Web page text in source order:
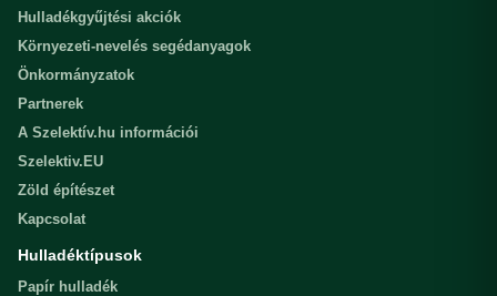
Hulladékgyűjtési akciók
Környezeti-nevelés segédanyagok
Önkormányzatok
Partnerek
A Szelektív.hu információi
Szelektiv.EU
Zöld építészet
Kapcsolat
Hulladéktípusok
Papír hulladék